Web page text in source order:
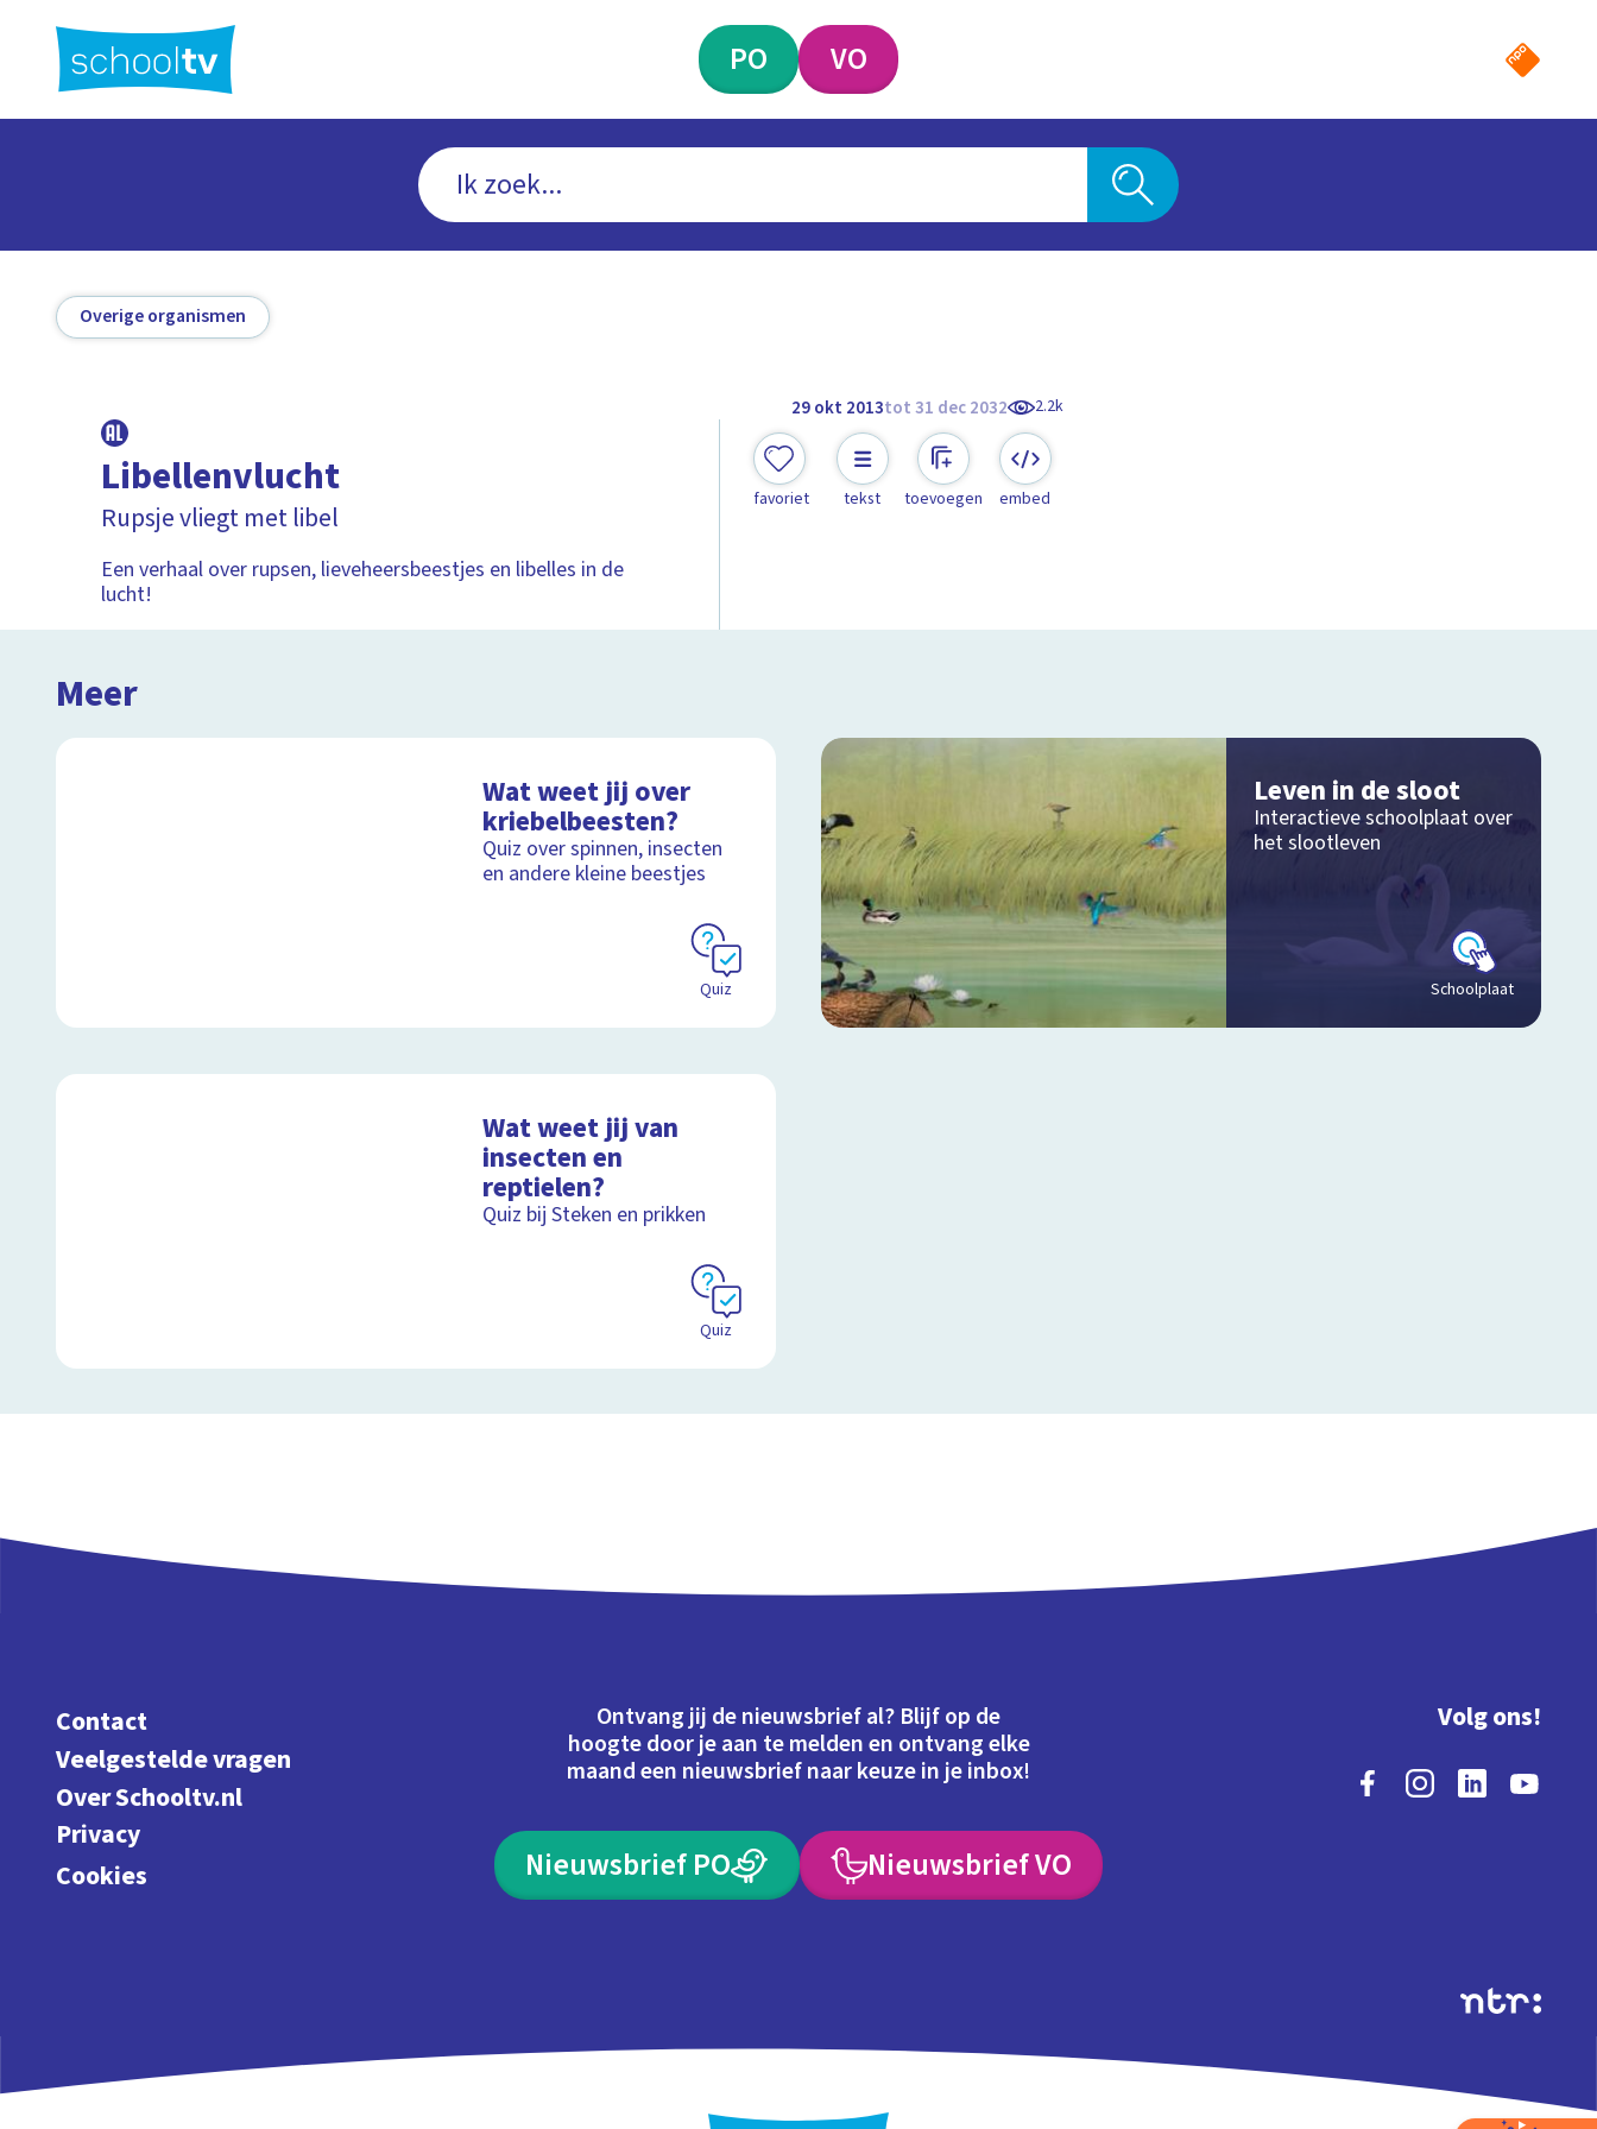
hoofdinhoud
PO VO
Overige organismen
29 okt 2013tot 31 dec 2032 2.2k
Libellenvlucht
Rupsje vliegt met libel
Een verhaal over rupsen, lieveheersbeestjes en libelles in de
lucht!
favoriet tekst toevoegen embed
Meer
Wat weet jij over
kriebelbeesten?
Quiz over spinnen, insecten
en andere kleine beestjes
Quiz
Leven in de sloot
Interactieve schoolplaat over
het slootleven
Schoolplaat
Wat weet jij van
insecten en
reptielen?
Quiz bij Steken en prikken
Quiz
Contact
Veelgestelde vragen
Over Schooltv.nl
Privacy
Cookies
Ontvang jij de nieuwsbrief al? Blijf op de
hoogte door je aan te melden en ontvang elke
maand een nieuwsbrief naar keuze in je inbox!
Nieuwsbrief PO Nieuwsbrief VO
Volg ons!